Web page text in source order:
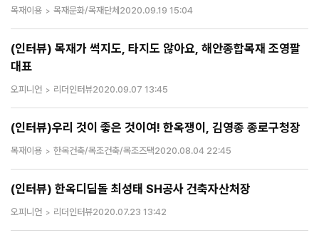
목재이용 목재문화/목재단체 2020.09.19 15:04
(인터뷰) 목재가 썩지도, 타지도 않아요, 해안종합목재 조영팔
대표
오피니언 리더인터뷰2020.09.07 13:45
(인터뷰)우리 것이 좋은 것이여! 한옥쟁이, 김영종 종로구청장
목재이용 한옥건축/목조건축/목조즈택2020.08.04 22:45
(인터뷰) 한옥디딤돌 최성태 SH공사 건축자산처장
오피니언 리더인터뷰2020.07.23 13:42